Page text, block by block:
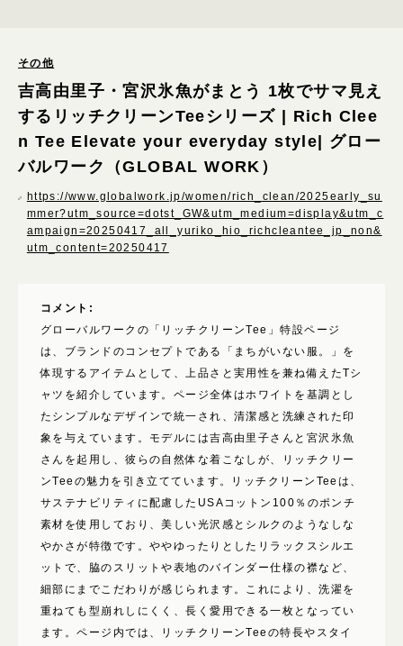
その他
吉高由里子・宮沢氷魚がまとう 1枚でサマ見え
するリッチクリーンTeeシリーズ | Rich Clee
n Tee Elevate your everyday style| グロー
バルワーク（GLOBAL WORK）
https://www.globalwork.jp/women/rich_clean/2025early_su
mmer?utm_source=dotst_GW&utm_medium=display&utm_c
ampaign=20250417_all_yuriko_hio_richcleantee_jp_non&
utm_content=20250417
コメント:
グローバルワークの「リッチクリーンTee」特設ページ
は、ブランドのコンセプトである「まちがいない服。」を
体現するアイテムとして、上品さと実用性を兼ね備えたTシ
ャツを紹介しています。ページ全体はホワイトを基調とし
たシンプルなデザインで統一され、清潔感と洗練された印
象を与えています。モデルには吉高由里子さんと宮沢氷魚
さんを起用し、彼らの自然体な着こなしが、リッチクリー
ンTeeの魅力を引き立てています。リッチクリーンTeeは、
サステナビリティに配慮したUSAコットン100％のポンチ
素材を使用しており、美しい光沢感とシルクのようなしな
やかさが特徴です。ややゆったりとしたリラックスシルエ
ットで、脇のスリットや表地のバインダー仕様の襟など、
細部にまでこだわりが感じられます。これにより、洗濯を
重ねても型崩れしにくく、長く愛用できる一枚となってい
ます。ページ内では、リッチクリーンTeeの特長やスタイ
表現技術
パララックス･スクロールエフェクト
3D･AR･VR･WebGL
GIF・アニメーション
ローディング
モバイルファースト
写真が動く
イラストが動く
文字が動く
メインビジュアルが印象的
ユーザー参加型